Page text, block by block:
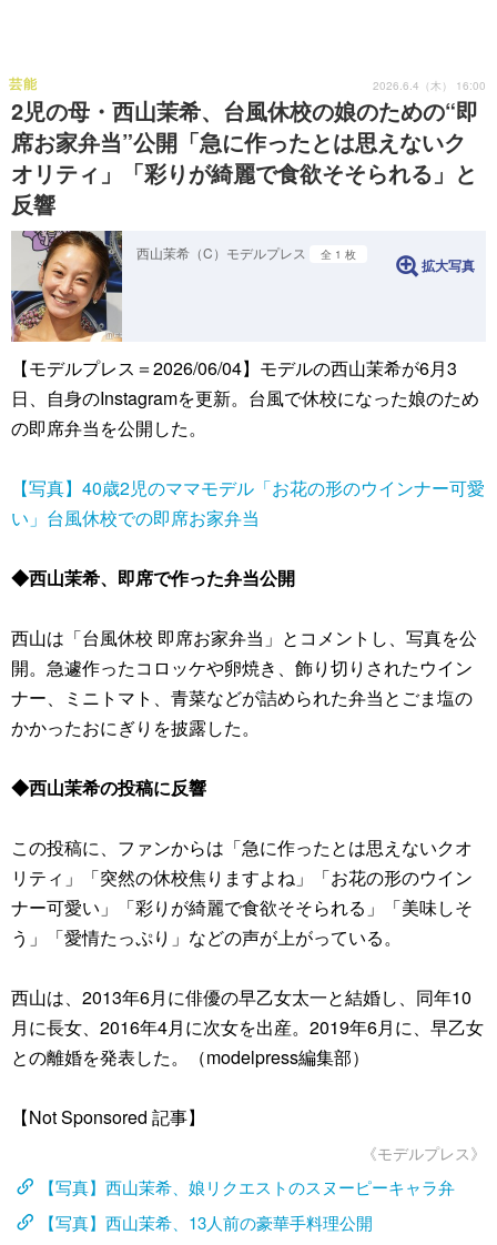
2児の母・西山茉希、台風休校の娘のための“即
席お家弁当”公開「急に作ったとは思えないク
オリティ」「彩りが綺麗で食欲そそられる」と
反響
芸能 2026.6.4（木） 16:00
西山茉希（C）モデルプレス 全 1 枚
拡大写真
【モデルプレス＝2026/06/04】モデルの西山茉希が6月3
日、自身のInstagramを更新。台風で休校になった娘のため
の即席弁当を公開した。
【写真】40歳2児のママモデル「お花の形のウインナー可愛
い」台風休校での即席お家弁当
◆西山茉希、即席で作った弁当公開
西山は「台風休校 即席お家弁当」とコメントし、写真を公
開。急遽作ったコロッケや卵焼き、飾り切りされたウイン
ナー、ミニトマト、青菜などが詰められた弁当とごま塩の
かかったおにぎりを披露した。
◆西山茉希の投稿に反響
この投稿に、ファンからは「急に作ったとは思えないクオ
リティ」「突然の休校焦りますよね」「お花の形のウイン
ナー可愛い」「彩りが綺麗で食欲そそられる」「美味しそ
う」「愛情たっぷり」などの声が上がっている。
西山は、2013年6月に俳優の早乙女太一と結婚し、同年10
月に長女、2016年4月に次女を出産。2019年6月に、早乙女
との離婚を発表した。（modelpress編集部）
【Not Sponsored 記事】
《モデルプレス》
【写真】西山茉希、娘リクエストのスヌーピーキャラ弁
【写真】西山茉希、13人前の豪華手料理公開